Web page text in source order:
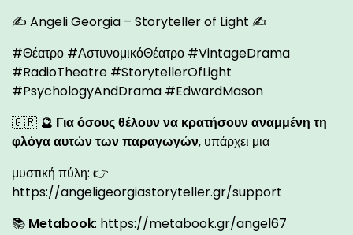
✍️ Angeli Georgia – Storyteller of Light ✍️
#Θέατρο #ΑστυνομικόΘέατρο #VintageDrama
#RadioTheatre #StorytellerOfLight
#PsychologyAndDrama #EdwardMason
🇬🇷 🔮 Για όσους θέλουν να κρατήσουν αναμμένη τη
φλόγα αυτών των παραγωγών, υπάρχει μια
μυστική πύλη: 👉
https://angeligeorgiastoryteller.gr/support
📚 Metabook: https://metabook.gr/angel67